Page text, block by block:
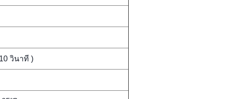
วินาที )